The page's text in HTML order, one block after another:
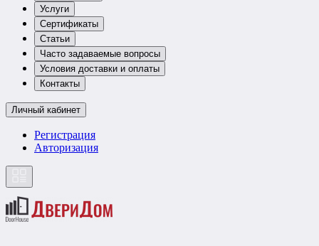
Услуги
Сертификаты
Статьи
Часто задаваемые вопросы
Условия доставки и оплаты
Контакты
Личный кабинет
Регистрация
Авторизация